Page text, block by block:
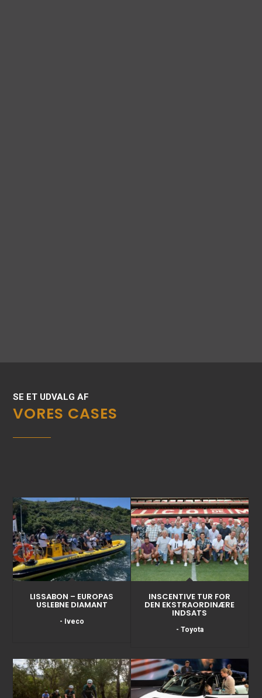
SE ET UDVALG AF
VORES CASES
LISSABON – EUROPAS
USLEBNE DIAMANT
- Iveco
INSCENTIVE TUR FOR
DEN EKSTRAORDINÆRE
INDSATS
- Toyota